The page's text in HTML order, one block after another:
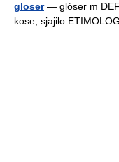
gloser— glóser m
kose; sjajilo